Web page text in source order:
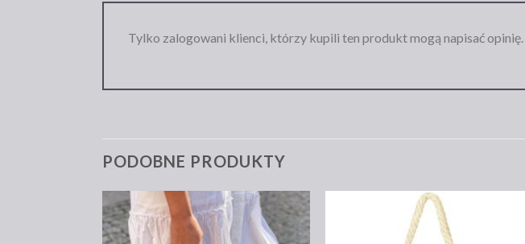
Tylko zalogowani klienci, którzy kupili ten produkt mogą napisać opinię.
PODOBNE PRODUKTY